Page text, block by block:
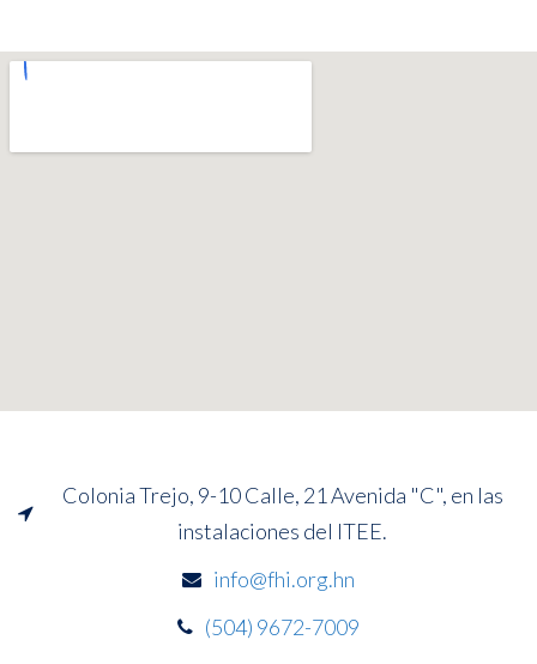
Colonia Trejo, 9-10 Calle, 21 Avenida "C", en las
instalaciones del ITEE.
info@fhi.org.hn
(504) 9672-7009